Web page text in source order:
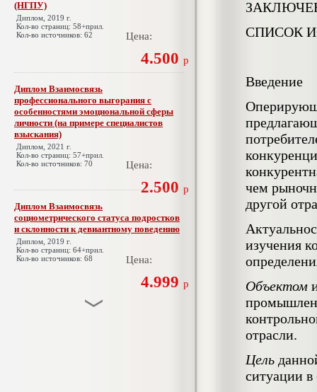
(НГПУ)
Диплом, 2019 г.
Кол-во страниц: 58+прил.
Кол-во источников: 62
Цена:
4.500 р
Диплом Взаимосвязь
профессионального выгорания с
особенностями эмоциональной сферы
личности (на примере специалистов
взыскания)
Диплом, 2021 г.
Кол-во страниц: 57+прил.
Кол-во источников: 70
Цена:
2.500 р
Диплом Взаимосвязь
социометрического статуса подростков
и склонности к девиантному поведению
Диплом, 2019 г.
Кол-во страниц: 64+прил.
Кол-во источников: 68
Цена:
4.999 р
СПИСОК
Введение
чем
другой
изучения
Объектом
отрасли.
Цель
ситуации